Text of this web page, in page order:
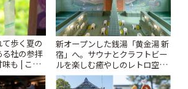
歩く夏の
社の参拝
味も | こと
新オープンした銭湯「黄金湯 新
宿」へ。サウナとクラフトビー
ルを楽しむ癒やしのレトロ空間
| ことりっぷ